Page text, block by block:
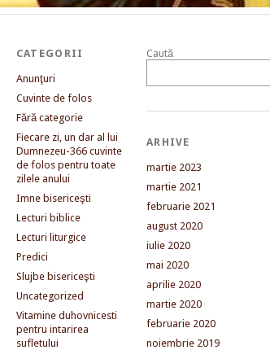
CATEGORII
Anunţuri
Cuvinte de folos
Fără categorie
Fiecare zi, un dar al lui
Dumnezeu-366 cuvinte
de folos pentru toate
zilele anului
Imne bisericeşti
Lecturi biblice
Lecturi liturgice
Predici
Slujbe bisericeşti
Uncategorized
Vitamine duhovnicesti
pentru intarirea
sufletului
Caută
ARHIVE
martie 2023
martie 2021
februarie 2021
august 2020
iulie 2020
mai 2020
aprilie 2020
martie 2020
februarie 2020
noiembrie 2019